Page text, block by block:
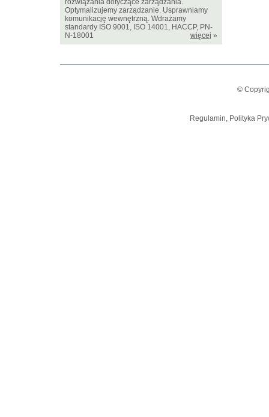
rozwiązania dotyczące zarządzania.
Optymalizujemy zarządzanie. Usprawniamy
komunikację wewnętrzną. Wdrażamy
standardy ISO 9001, ISO 14001, HACCP, PN-
N-18001
więcej »
©
Regulamin, Polityka